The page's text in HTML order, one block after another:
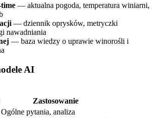
— aktualna pogoda, temperatura winiarni,
— dziennik oprysków, metryczki
nawadniania
— baza wiedzy o uprawie winorośli i
AI
Zastosowanie
Ogólne pytania, analiza